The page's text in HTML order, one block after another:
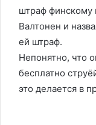
штраф финскому
Валтонен и
ей штраф.
Непонятно, что
бесплатно
это делается в